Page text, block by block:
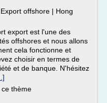
offshore | Hong
export est l'une des
offshores et nous allons
cela fonctionne et
choisir en termes de
et de banque. N'hésitez
thème